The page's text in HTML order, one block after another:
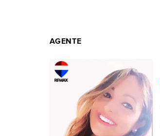
AGENTE